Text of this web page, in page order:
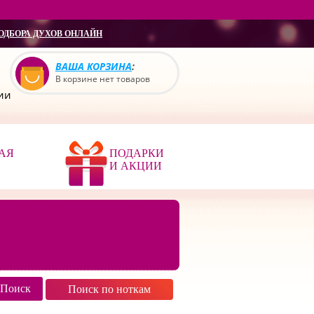
ДУХОВ ОНЛАЙН
ВАША КОРЗИНА:
В корзине нет товаров
ПОДАРКИ
И АКЦИИ
Поиск по ноткам